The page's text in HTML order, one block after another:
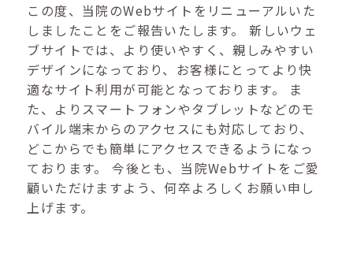
この度、当院のWebサイトをリニューアルいた
しましたことをご報告いたします。 新しいウェ
ブサイトでは、より使いやすく、親しみやすい
デザインになっており、お客様にとってより快
適なサイト利用が可能となっております。 ま
た、よりスマートフォンやタブレットなどのモ
バイル端末からのアクセスにも対応しており、
どこからでも簡単にアクセスできるようになっ
ております。 今後とも、当院Webサイトをご愛
顧いただけますよう、何卒よろしくお願い申し
上げます。